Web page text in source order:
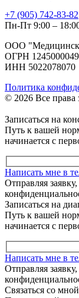
+7 (905) 742-83-82
Пн-Пт 9:00 –
ООО
ОГРН
ИНН 5022078070
Политика
© 2026 Все
Записаться на
Путь к вашей
начинается с
Написать мне в
Отправляя
Записаться на
Путь к вашей
начинается с
Написать мне в
Отправляя
Связаться со мной